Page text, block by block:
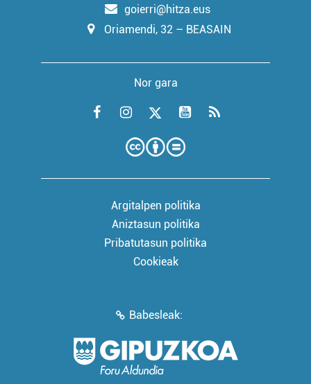
goierri@hitza.eus
Oriamendi, 32 – BEASAIN
Nor gara
Argitalpen politika
Aniztasun politika
Pribatutasun politika
Cookieak
Babesleak: